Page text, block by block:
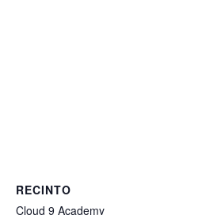
RECINTO
Cloud 9 Academy